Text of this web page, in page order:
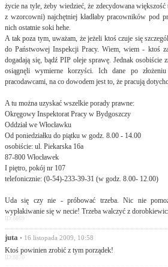
życie na tyle, żeby wiedzieć, że zdecydowana
z wzorcowni) najchętniej kładłaby pracowników pod
nich ostatnie soki hehe.
A tak poza tym, uważam, że jeżeli ktoś czuje się
do Państwowej Inspekcji Pracy. Wiem, wiem - ktoś
dogadają się, bądź PIP oleje sprawę. Jednak osobiście
osiągnęli wymierne korzyści. Ich dane po
pracodawcami, na co dowodem jest to, że pracują
A tu można uzyskać wszelkie porady prawne:
Okręgowy Inspektorat Pracy w Bydgoszczy
Oddział we Włocławku
Od poniedziałku do piątku w godz. 8.00 - 14.00
osobiście: ul. Piekarska 16a
87-800 Włocławek
I piętro, pokój nr 107
telefonicznie: (0-54)-233-39-31 (w godz. 8.00- 12.00)
Uda się czy nie - próbować trzeba. Nic nie
wypłakiwanie się w necie! Trzeba walczyć z
ID:8869
juta • 16 listopada 2009, 10:58
Ktoś powinien zrobić z tym porządek!
ID:8870